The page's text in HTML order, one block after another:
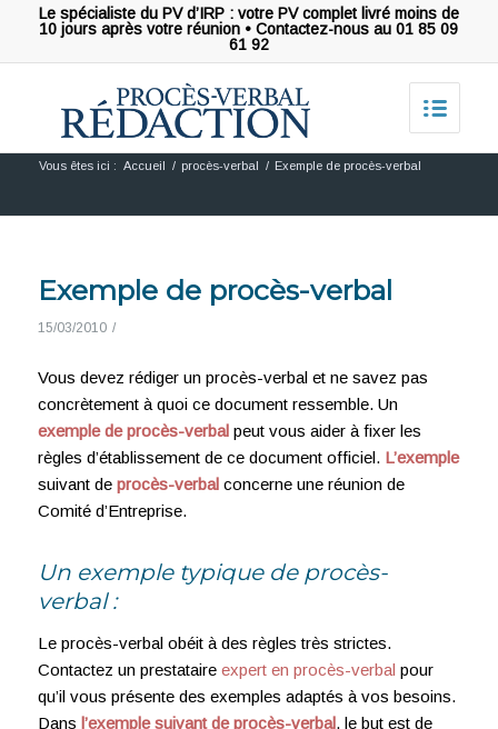
Le spécialiste du PV d’IRP : votre PV complet livré moins de
10 jours après votre réunion • Contactez-nous au 01 85 09
61 92
Vous êtes ici : Accueil / procès-verbal / Exemple de procès-verbal
Exemple de procès-verbal
15/03/2010 /
Vous devez rédiger un procès-verbal et ne savez pas
concrètement à quoi ce document ressemble. Un
exemple de procès-verbalpeut vous aider à fixer les
règles d’établissement de ce document officiel. L’exemple
suivant de procès-verbalconcerne une réunion de
Comité d’Entreprise.
Un exemple typique de procès-
verbal :
Le procès-verbal obéit à des règles très strictes.
Contactez un prestataire expert en procès-verbal pour
qu’il vous présente des exemples adaptés à vos besoins.
Dans l’exemple suivant de procès-verbal, le but est de